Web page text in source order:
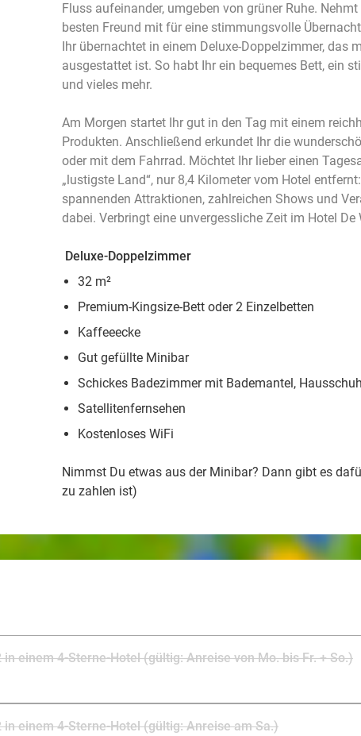
Fluss aufeinander, umgeben von grüner Ruhe.
besten Freund mit für eine stimmungsvolle
Ihr übernachtet in einem Deluxe-Doppelzimmer, das
ausgestattet ist. So habt Ihr ein bequemes Bett, ein
und vieles mehr.
Am Morgen startet Ihr gut in den Tag mit einem
Produkten. Anschließend erkundet Ihr die
oder mit dem Fahrrad. Möchtet Ihr lieber einen
„lustigste Land“, nur 8,4 Kilometer vom Hotel
spannenden Attraktionen, zahlreichen Shows und
dabei. Verbringt eine unvergessliche Zeit im Hotel De
Deluxe-Doppelzimmer
32 m²
Premium-Kingsize-Bett oder 2 Einzelbetten
Kaffeeecke
Gut gefüllte Minibar
Schickes Badezimmer mit Bademantel,
Satellitenfernsehen
Kostenloses WiFi
Nimmst Du etwas aus der Minibar? Dann gibt es
zu zahlen ist)
einem 4-Sterne-Hotel (gültig: Anreise von Mo. bis Fr. + So.)
einem 4-Sterne-Hotel (gültig: Anreise am Sa.)